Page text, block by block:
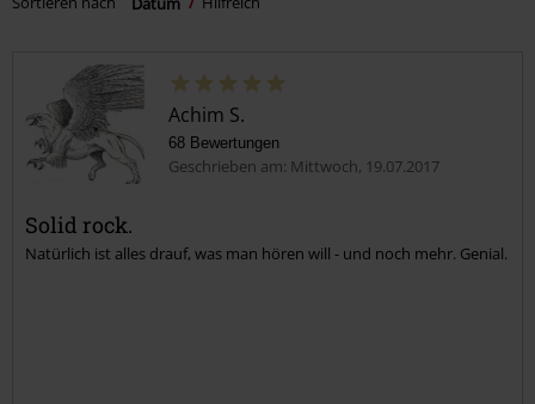
Achim S.
68 Bewertungen
Geschrieben am: Mittwoch, 19.07.2017
Solid rock.
Natürlich ist alles drauf, was man hören will - und noch mehr. Genial.